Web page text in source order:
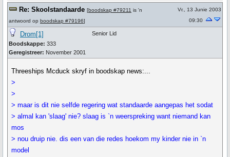
Re: Skoolstandaarde [boodskap #79211 is 'n
antwoord op boodskap #79196]
Vr., 13 Junie 2003
09:30
Drom[1]
Boodskappe: 333
Geregistreer: November 2001
Senior Lid
Threeships Mcduck skryf in boodskap news:...
>
>
> maar is dit nie selfde regering wat standaarde aangepas het sodat
> almal kan 'slaag' nie? slaag is `n weerspreking want niemand kan
mos
> nou druip nie. dis een van die redes hoekom my kinder nie in `n
model